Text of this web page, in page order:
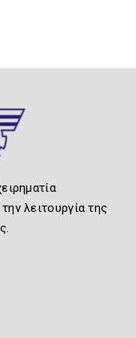
λειτουργία της